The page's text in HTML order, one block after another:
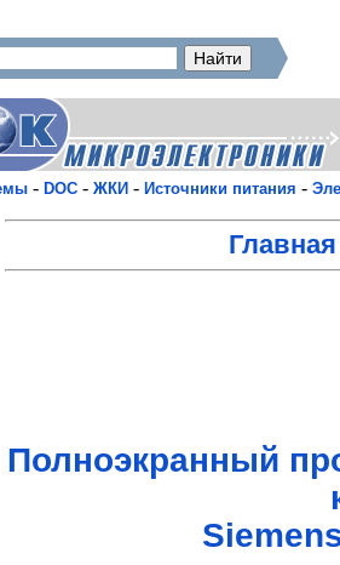
- DOC - ЖКИ - Источники питания -
Полноэкранный